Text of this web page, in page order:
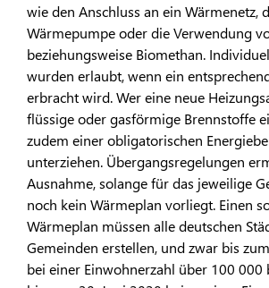
wie den Anschluss an ein Wärmenetz,
Wärmepumpe oder die Verwendung
beziehungsweise Biomethan.
wurden erlaubt, wenn ein
erbracht wird. Wer eine neue
flüssige oder gasförmige Brennstoffe
zudem einer obligatorischen
unterziehen. Übergangsregelungen
Ausnahme, solange für das jeweilige
noch kein Wärmeplan vorliegt. Einen
Wärmeplan müssen alle deutschen
Gemeinden erstellen, und zwar bis
bei einer Einwohnerzahl über 100 000